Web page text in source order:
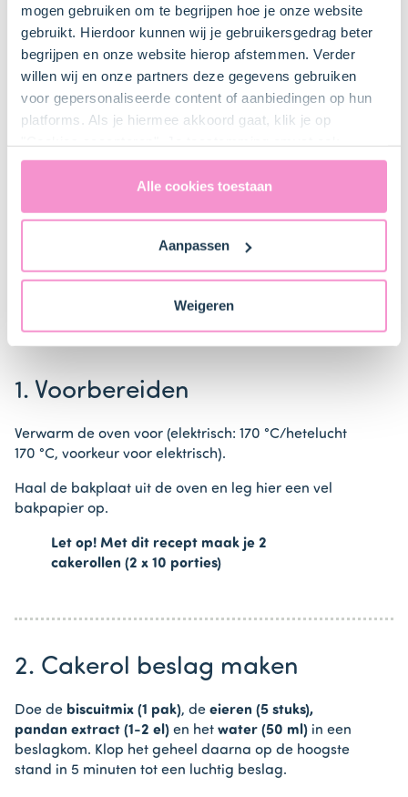
mogen gebruiken om te begrijpen hoe je onze website
gebruikt. Hierdoor kunnen wij je gebruikersgedrag beter
begrijpen en onze website hierop afstemmen. Verder
willen wij en onze partners deze gegevens gebruiken
voor gepersonaliseerde content of aanbiedingen op hun
platforms. Als je hiermee akkoord gaat, klik je op
uitdrukkelijk een eventuele gegevensoverdracht naar de
Verenigde Staten in de zin van artikel 49 AVG. Raadpleeg
ons
naar technology providers en partners in de Verenigde
Staten. Je kunt op elk moment van gedachten
Alle cookies toestaan
Aanpassen
Weigeren
Mixer met gardes
Bakplaat met bakpapier
bij ons zusjeDeLeuksteTaartenshop.
Stappen
1. Voorbereiden
Verwarm de oven voor (elektrisch: 170 °C/hetelucht
170 °C, voorkeur voor elektrisch).
Haal de bakplaat uit de oven en leg hier een vel
bakpapier op.
Let op! Met dit recept maak je 2
cakerollen (2 x 10 porties)
2. Cakerol beslag maken
Doe de biscuitmix (1 pak), de eieren (5 stuks),
pandan extract (1-2 el) en het water (50 ml) in een
beslagkom. Klop het geheel daarna op de hoogste
stand in 5 minuten tot een luchtig beslag.